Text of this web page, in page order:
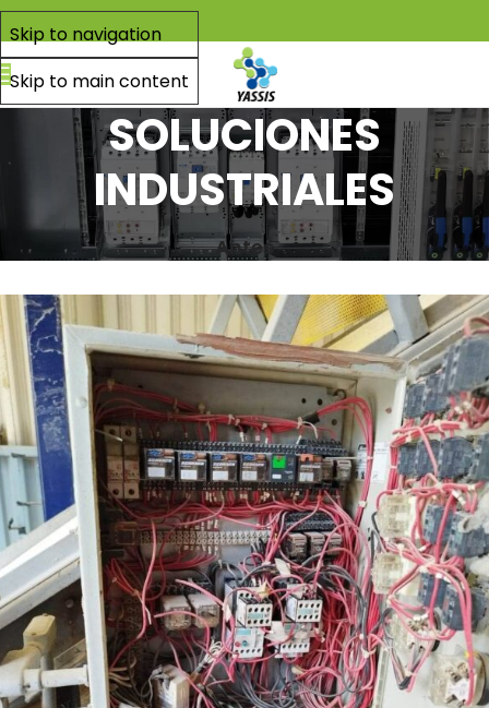
Skip to navigation
Skip to main content
SOLUCIONES
INDUSTRIALES
Antes